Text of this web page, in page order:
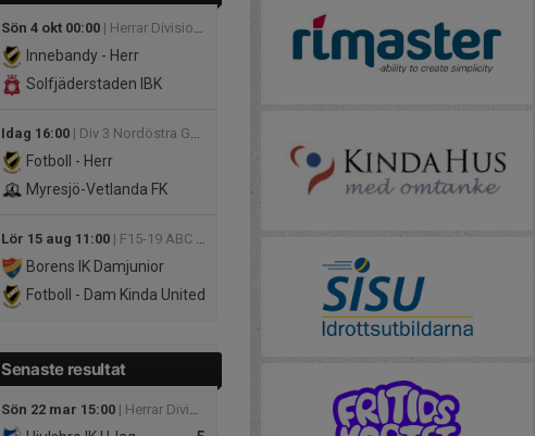
Sön 4 okt 00:00 | Herrar Division 2
Innebandy - Herr
Solfjäderstaden IBK
Idag 16:00 | Div 3 Nordöstra Götaland, herr 2026
Fotboll - Herr
Myresjö-Vetlanda FK
Lör 15 aug 11:00 | F15-19 ABC 2 Höst
Borens IK Damjunior
Fotboll - Dam Kinda United
Senaste resultat
Sön 22 mar 15:00 | Herrar Division 3